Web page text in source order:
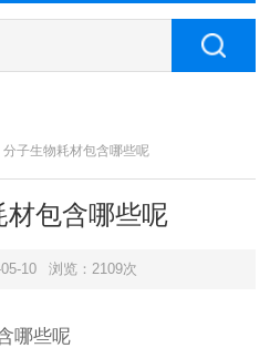
子生物耗材包含哪些呢
材包含哪些呢
10 浏览：2109次
哪些呢